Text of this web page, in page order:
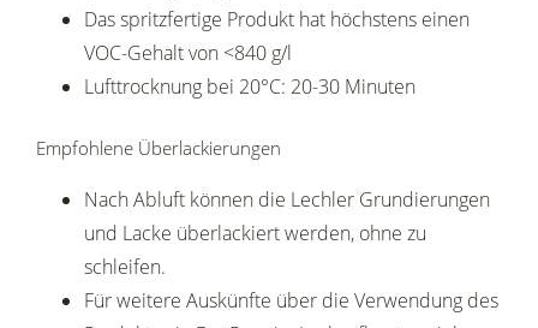
Das spritzfertige Produkt hat höchstens einen
VOC-Gehalt von <840 g/l
Lufttrocknung bei 20°C: 20-30 Minuten
Empfohlene Überlackierungen
Nach Abluft können die Lechler Grundierungen
und Lacke überlackiert werden, ohne zu
schleifen.
Für weitere Auskünfte über die Verwendung des